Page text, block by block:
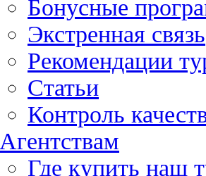
Бонусные
Экстренная связь
Рекомендации
Статьи
Контроль
Агентствам
Где купить наш